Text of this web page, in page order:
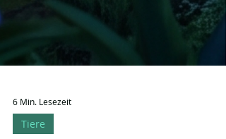
6 Min. Lesezeit